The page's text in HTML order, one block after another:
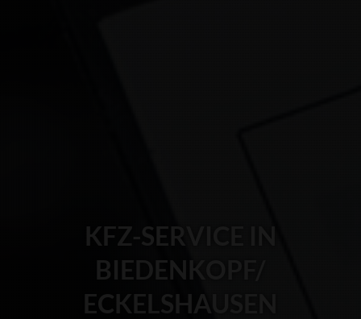
KFZ-SERVICE IN
BIEDENKOPF/
ECKELSHAUSEN